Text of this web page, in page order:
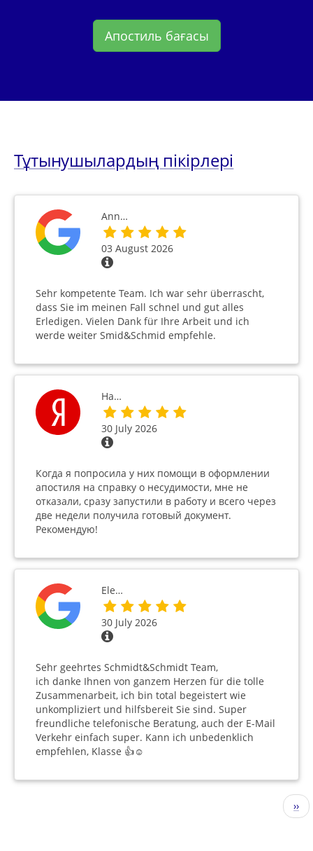
Апостиль бағасы
Тұтынушылардың пікірлері
Ann…
03 August 2026
Sehr kompetente Team. Ich war sehr überrascht,
dass Sie im meinen Fall schnel und gut alles
Erledigen. Vielen Dank für Ihre Arbeit und ich
werde weiter Smid&Schmid empfehle.
На…
30 July 2026
Когда я попросила у них помощи в оформлении
апостиля на справку о несудимости, мне не
отказали, сразу запустили в работу и всего через
две недели получила готовый документ.
Рекомендую!
Ele…
30 July 2026
Sehr geehrtes Schmidt&Schmidt Team,
ich danke Ihnen von ganzem Herzen für die tolle
Zusammenarbeit, ich bin total begeistert wie
unkompliziert und hilfsbereit Sie sind. Super
freundliche telefonische Beratung, auch der E-Mail
Verkehr einfach super. Kann ich unbedenklich
empfehlen, Klasse 👍☺️
››